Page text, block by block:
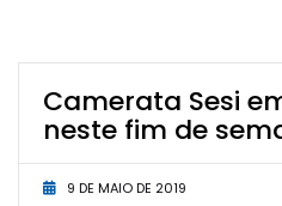
Camerata Sesi
neste fim de
9 DE MAIO DE 2019